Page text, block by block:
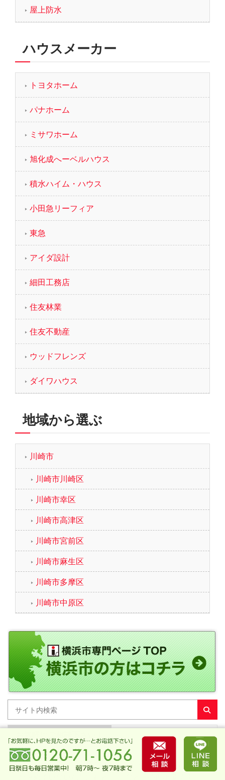
屋上防水
ハウスメーカー
トヨタホーム
パナホーム
ミサワホーム
旭化成へーベルハウス
積水ハイム・ハウス
小田急リーフィア
東急
アイダ設計
細田工務店
住友林業
住友不動産
ウッドフレンズ
ダイワハウス
地域から選ぶ
川崎市
川崎市川崎区
川崎市幸区
川崎市高津区
川崎市宮前区
川崎市麻生区
川崎市多摩区
川崎市中原区
「こんな相談しても嫌がられないかな？」 「まだやる